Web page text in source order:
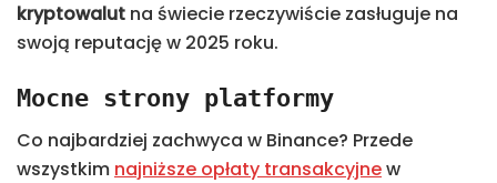
kryptowalut na świecie rzeczywiście zasługuje na
swoją reputację w 2025 roku.
Mocne strony platformy
Co najbardziej zachwyca w Binance? Przede
wszystkim najniższe opłaty transakcyjnew